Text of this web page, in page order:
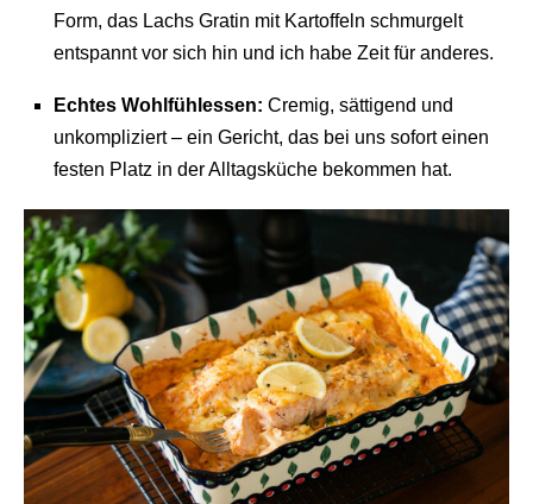
Form, das Lachs Gratin mit Kartoffeln schmurgelt
entspannt vor sich hin und ich habe Zeit für anderes.
Echtes Wohlfühlessen: Cremig, sättigend und
unkompliziert – ein Gericht, das bei uns sofort einen
festen Platz in der Alltagsküche bekommen hat.